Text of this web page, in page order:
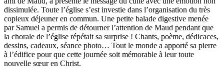
dissimulée. Toute l’église s’est investie dans l’organisation du très
copieux déjeuner en commun. Une petite balade digestive menée
par Samuel a permis de détourner l’attention de Maud pendant que
la chorale de l’église répétait sa surprise ! Chants, poème, dédicaces,
dessins, cadeaux, séance photo… Tout le monde a apporté sa pierre
à l’édifice pour que cette journée soit mémorable à leur toute
nouvelle sœur en Christ.